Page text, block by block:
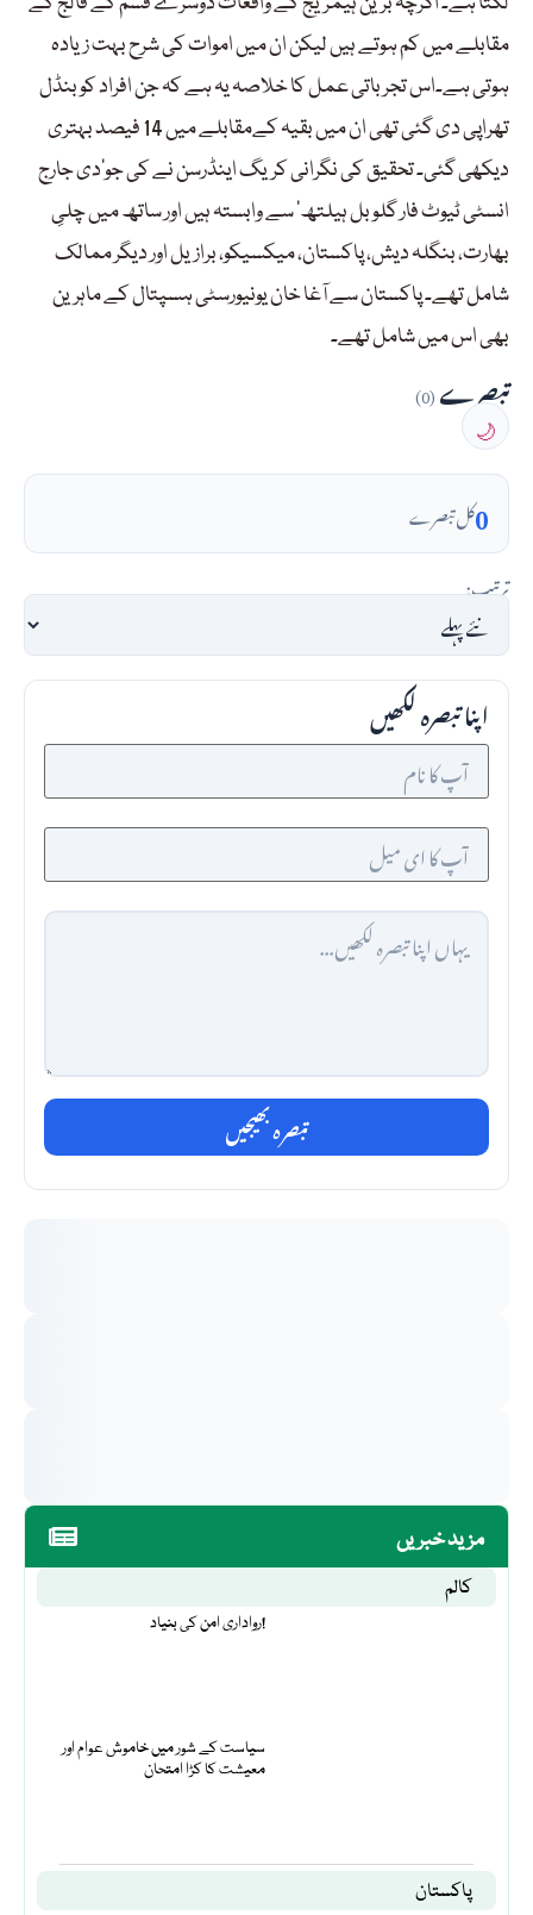
مزید خبریں
کالم
رواداری امن کی بنیاد!
سیاست کے شور میں خاموش عوام اور
معیشت کا کڑا امتحان
پاکستان
مقابلے میں کم ہوتے ہیں لیکن ان میں اموات کی شرح بہت زیادہ
ہوتی ہے۔اس تجرباتی عمل کا خلاصہ یہ ہے کہ جن افراد کو بنڈل
تھراپی دی گئی تھی ان میں بقیہ کےمقابلے میں 14 فیصد بہتری
دیکھی گئی۔ تحقیق کی نگرانی کریگ اینڈرسن نے کی جو’دی جارج
انسٹی ٹیوٹ فار گلوبل ہیلتھ‘ سے وابستہ ہیں اور ساتھ میں چلیِ
بھارت، بنگلہ دیش، پاکستان، میکسیکو، برازیل اور دیگر ممالک
شامل تھے۔ پاکستان سے آغا خان یونیورسٹی ہسپتال کے ماہرین
بھی اس میں شامل تھے۔
تبصرے(0)
🌙
0کل تبصرے
ترتیب:
اپنا تبصرہ لکھیں
تبصرہ بھیجیں